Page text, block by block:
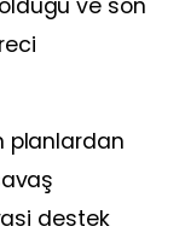
ve son
planlardan
destek